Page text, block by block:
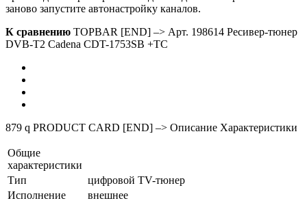
заново запустите автонастройку каналов.
К сравнению TOPBAR [END] –> Арт. 198614 Ресивер-тюнер
DVB-T2 Cadena CDT-1753SB +ТС
879 q PRODUCT CARD [END] –> Описание Характеристики
Общие
характеристики
Тип
цифровой TV-тюнер
Исполнение
внешнее